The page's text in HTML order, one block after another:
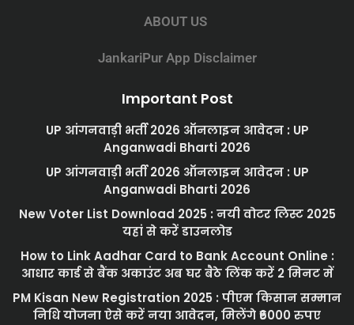
ABOUT US
JankariPur App Disclaimer
Important Post
UP आंगनवाड़ी भर्ती 2026 ऑनलाइन आवेदन : UP
Anganwadi Bharti 2026
UP आंगनवाड़ी भर्ती 2026 ऑनलाइन आवेदन : UP
Anganwadi Bharti 2026
New Voter List Download 2025 : नयी वोटर लिस्ट 2025
यहां से करें डाउनलोड
How to Link Aadhar Card to Bank Account Online :
आधार कार्ड से बैंक अकाउंट अब घर बैठे लिंक करें 2 मिनट में
PM Kisan New Registration 2025 : पीएम किसान सम्मान
निधि योजना ऐसे करें नया आवेदन, मिलेंगे ₹6000 रुपए